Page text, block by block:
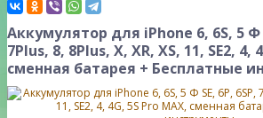
Аккумулятор для iPhone 6, 6S, 5 Φ
7Plus, 8, 8Plus, X, XR, XS, 11, SE2, 4,
сменная батарея + Бесплатные